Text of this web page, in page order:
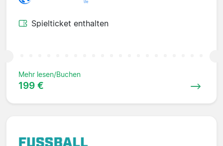
Spielticket enthalten
Mehr lesen/Buchen
199 €